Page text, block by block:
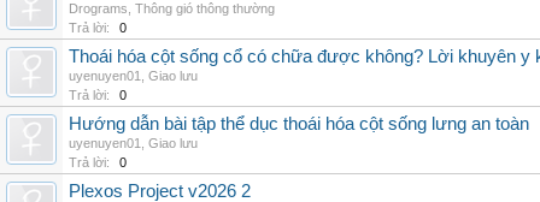
Drograms Thông gió thông thường
Trả lời:
0
Thoái hóa cột sống cổ có chữa được không? Lời khuyên y
uyenuyen01
Giao lưu
Trả lời:
0
Hướng dẫn bài tập thể dục thoái hóa cột sống lưng an toàn
uyenuyen01
Giao lưu
Trả lời:
0
Plexos Project v2026 2